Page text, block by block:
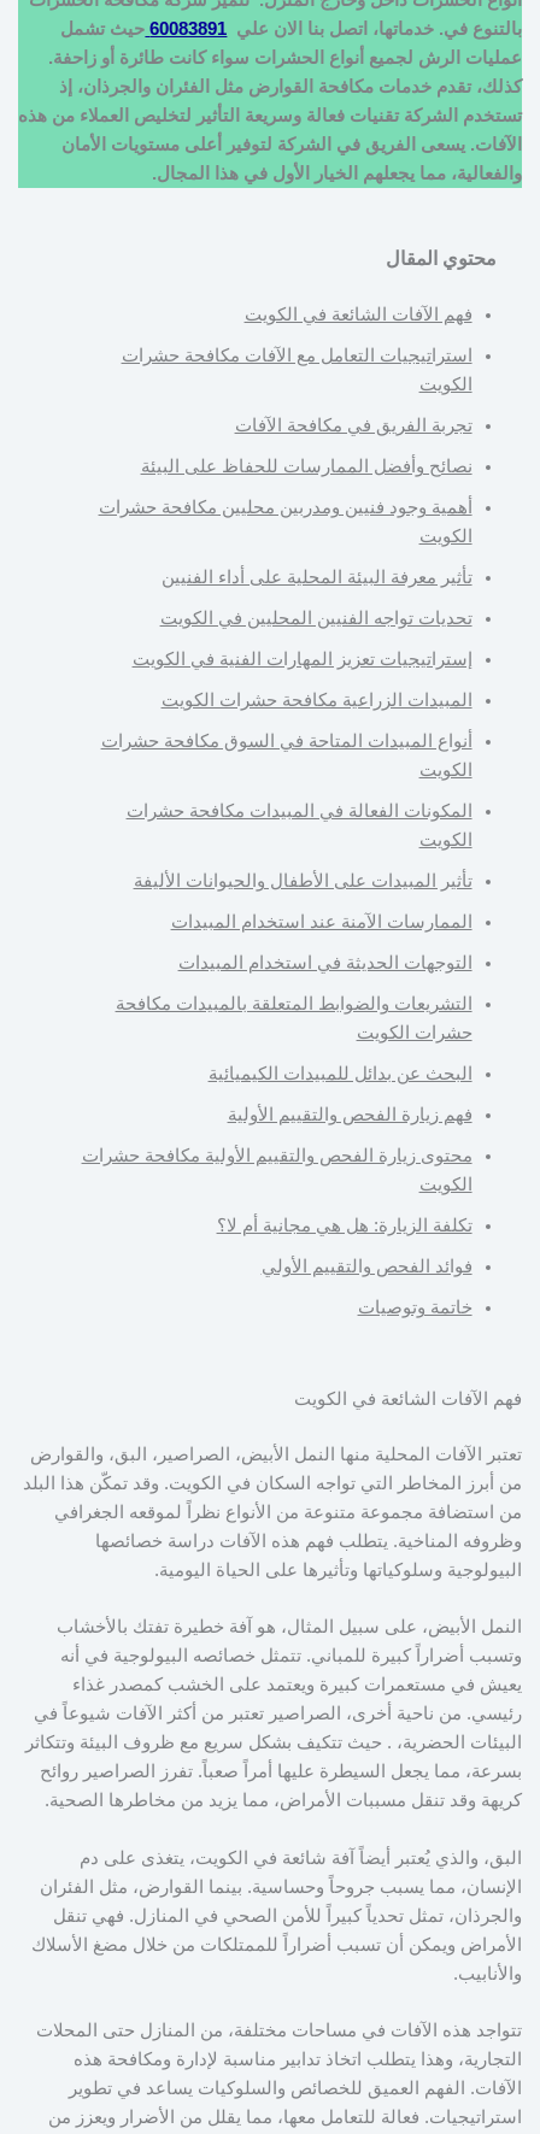
بالتنوع في. خدماتها، اتصل بنا الان علي 60083891 حيث تشمل
عمليات الرش لجميع أنواع الحشرات سواء كانت طائرة أو زاحفة.
كذلك، تقدم خدمات مكافحة القوارض مثل الفئران والجرذان، إذ
تستخدم الشركة تقنيات فعالة وسريعة التأثير لتخليص العملاء من هذه
الآفات. يسعى الفريق في الشركة لتوفير أعلى مستويات الأمان
والفعالية، مما يجعلهم الخيار الأول في هذا المجال.
محتوي المقال
فهم الآفات الشائعة في الكويت
استراتيجيات التعامل مع الآفات مكافحة حشرات
الكويت
تجربة الفريق في مكافحة الآفات
نصائح وأفضل الممارسات للحفاظ على البيئة
أهمية وجود فنيين ومدربين محليين مكافحة حشرات
الكويت
تأثير معرفة البيئة المحلية على أداء الفنيين
تحديات تواجه الفنيين المحليين في الكويت
إستراتيجيات تعزيز المهارات الفنية في الكويت
المبيدات الزراعية مكافحة حشرات الكويت
أنواع المبيدات المتاحة في السوق مكافحة حشرات
الكويت
المكونات الفعالة في المبيدات مكافحة حشرات
الكويت
تأثير المبيدات على الأطفال والحيوانات الأليفة
الممارسات الآمنة عند استخدام المبيدات
التوجهات الحديثة في استخدام المبيدات
التشريعات والضوابط المتعلقة بالمبيدات مكافحة
حشرات الكويت
البحث عن بدائل للمبيدات الكيميائية
فهم زيارة الفحص والتقييم الأولية
محتوى زيارة الفحص والتقييم الأولية مكافحة حشرات
الكويت
تكلفة الزيارة: هل هي مجانية أم لا؟
فوائد الفحص والتقييم الأولي
خاتمة وتوصيات
فهم الآفات الشائعة في الكويت
تعتبر الآفات المحلية منها النمل الأبيض، الصراصير، البق، والقوارض
من أبرز المخاطر التي تواجه السكان في الكويت. وقد تمكّن هذا البلد
من استضافة مجموعة متنوعة من الأنواع نظراً لموقعه الجغرافي
وظروفه المناخية. يتطلب فهم هذه الآفات دراسة خصائصها
البيولوجية وسلوكياتها وتأثيرها على الحياة اليومية.
النمل الأبيض، على سبيل المثال، هو آفة خطيرة تفتك بالأخشاب
وتسبب أضراراً كبيرة للمباني. تتمثل خصائصه البيولوجية في أنه
يعيش في مستعمرات كبيرة ويعتمد على الخشب كمصدر غذاء
رئيسي. من ناحية أخرى، الصراصير تعتبر من أكثر الآفات شيوعاً في
البيئات الحضرية، . حيث تتكيف بشكل سريع مع ظروف البيئة وتتكاثر
بسرعة، مما يجعل السيطرة عليها أمراً صعباً. تفرز الصراصير روائح
كريهة وقد تنقل مسببات الأمراض، مما يزيد من مخاطرها الصحية.
البق، والذي يُعتبر أيضاً آفة شائعة في الكويت، يتغذى على دم
الإنسان، مما يسبب جروحاً وحساسية. بينما القوارض، مثل الفئران
والجرذان، تمثل تحدياً كبيراً للأمن الصحي في المنازل. فهي تنقل
الأمراض ويمكن أن تسبب أضراراً للممتلكات من خلال مضغ الأسلاك
والأنابيب.
تتواجد هذه الآفات في مساحات مختلفة، من المنازل حتى المحلات
التجارية، وهذا يتطلب اتخاذ تدابير مناسبة لإدارة ومكافحة هذه
الآفات. الفهم العميق للخصائص والسلوكيات يساعد في تطوير
استراتيجيات. فعالة للتعامل معها، مما يقلل من الأضرار ويعزز من